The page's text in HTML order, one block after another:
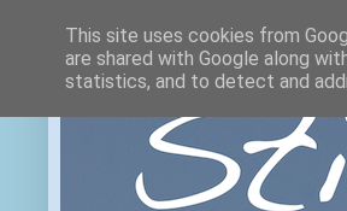
This site uses cookies from
are shared with Google along
statistics, and to detect and